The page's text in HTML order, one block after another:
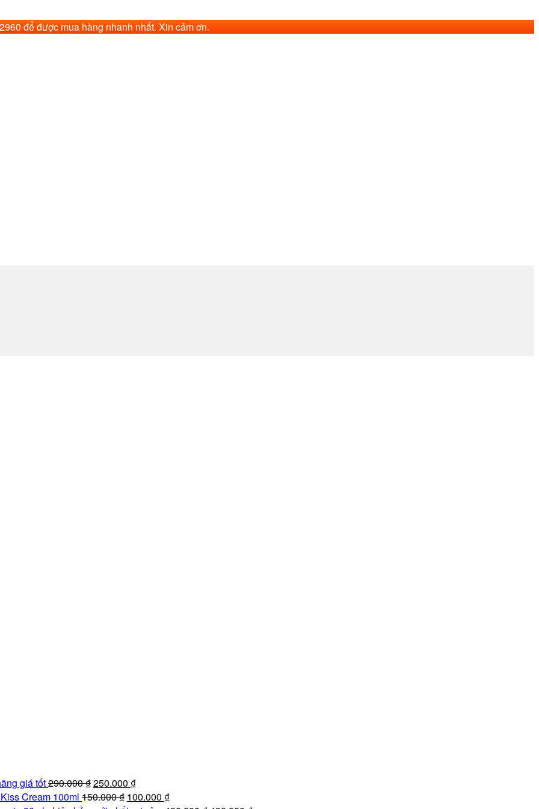
để được mua hàng nhanh nhất. Xin cảm ơn.
giá tốt290.000₫Giá
gốc
250.000 ₫Giá
hiện
Cream 100ml 150.000₫ Giá
100.000 ₫Giá